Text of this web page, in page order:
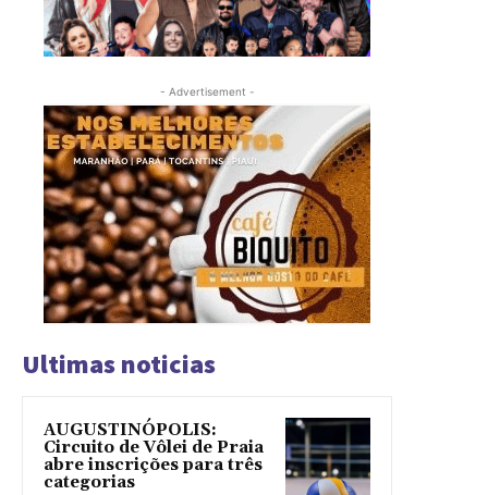
- Advertisement -
Ultimas noticias
AUGUSTINÓPOLIS:
Circuito de Vôlei de Praia
abre inscrições para três
categorias